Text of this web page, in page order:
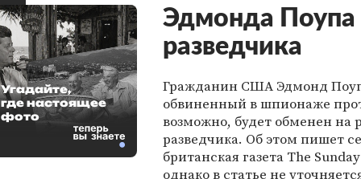
Эдмонда Поупа
разведчика
Гражданин США Эдмонд
обвиненный в шпионаже
возможно, будет обменен на
разведчика. Об этом пишет
британская газета The
однако в статье не
Угадайте,
где настоящее
фото